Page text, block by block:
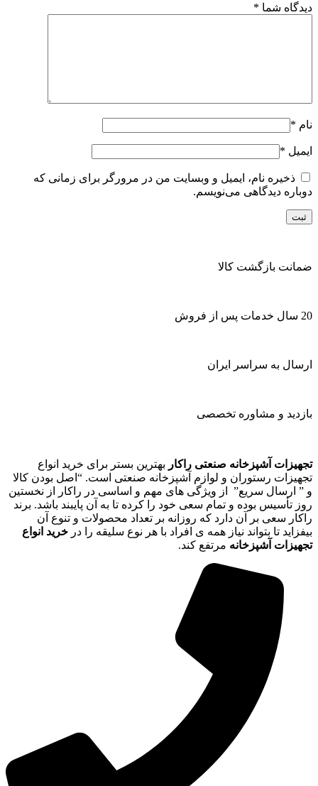
دیدگاه شما *
نام *
ایمیل *
ذخیره نام، ایمیل و وبسایت من در مرورگر برای زمانی که
دوباره دیدگاهی می‌نویسم.
ضمانت بازگشت کالا
20 سال خدمات پس از فروش
ارسال به سراسر ایران
بازدید و مشاوره تخصصی
تجهیزات آشپزخانه صنعتی راکار بهترین بستر برای خرید انواع
تجهیزات رستوران و لوازم آشپزخانه صنعتی است. “اصل بودن کالا
و ” ارسال سریع” از ویژگی های مهم و اساسی در راکار از نخستین
روز تأسیس بوده و تمام سعی خود را کرده تا به آن پایبند باشد. برند
راکار سعی بر آن دارد که روزانه بر تعداد محصولات و تنوع آن
بیفزاید تا بتواند نیاز همه ی افراد با هر نوع سلیقه را در خرید انواع
تجهیزات آشپزخانه مرتفع کند.